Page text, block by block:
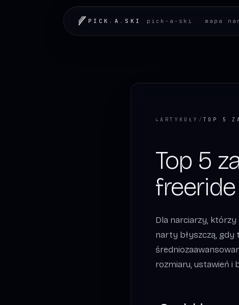
PICK . A . SKI pick-a-ski mapa
↳ ARTYKUŁY /
Top 5
Dla narciarzy, którzy
narty błyszczą, gdy
rozmiaru, ustawień i